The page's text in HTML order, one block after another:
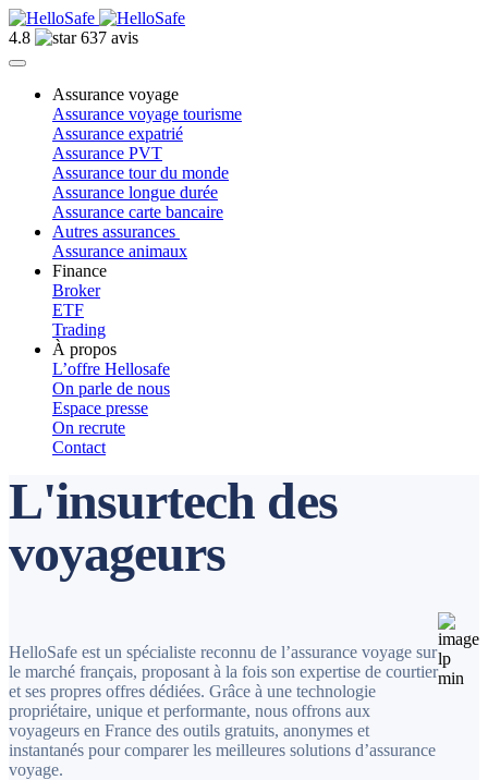
4.8 637 avis
Assurance voyage
Assurance voyage tourisme
Assurance expatrié
Assurance PVT
Assurance tour du monde
Assurance longue durée
Assurance carte bancaire
Autres assurances
Assurance animaux
Finance
Broker
ETF
Trading
À propos
L’offre Hellosafe
On parle de nous
Espace presse
On recrute
Contact
L'insurtech des
voyageurs
HelloSafe est un spécialiste reconnu de l’assurance voyage sur
le marché français, proposant à la fois son expertise de courtier
et ses propres offres dédiées. Grâce à une technologie
propriétaire, unique et performante, nous offrons aux
voyageurs en France des outils gratuits, anonymes et
instantanés pour comparer les meilleures solutions d’assurance
voyage.